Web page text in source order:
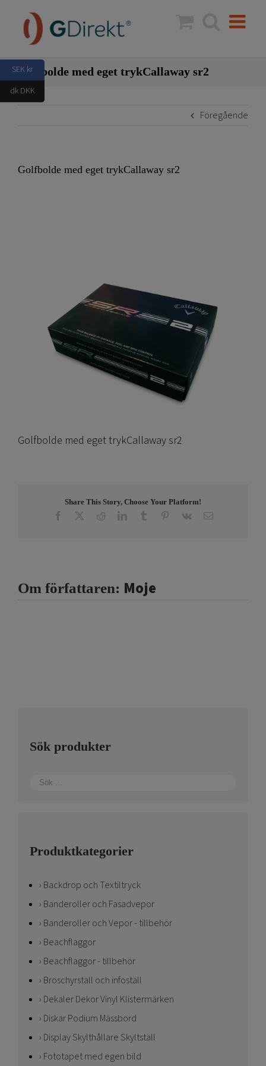
innehållet
Golfbolde med eget trykCallaway sr2
Föregående
Golfbolde med eget trykCallaway sr2
Golfbolde med eget trykCallaway sr2
Share This Story, Choose Your Platform!
Facebook RedditLinkedInTumblr Pinterest
Vk E-
Om författaren: Moje
Sök produkter
Produktkategorier
Backdrop och Textiltryck
Banderoller och Fasadvepor
Banderoller och Vepor - tillbehör
Beachflaggor
Beachflaggor - tillbehör
Broschyrställ och infoställ
Dekaler Dekor Vinyl Klistermärken
Diskar Podium Mässbord
Display Skylthållare Skyltställ
Fototapet med egen bild
SEK kr
dk DKK